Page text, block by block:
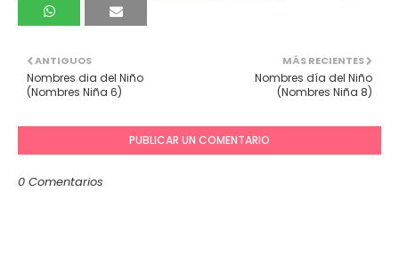
MÁS RECIENTES
Nombres día del Niño
(Nombres Niña 8)
ANTIGUOS
Nombres dia del Niño
(Nombres Niña 6)
PUBLICAR UN COMENTARIO
0 Comentarios